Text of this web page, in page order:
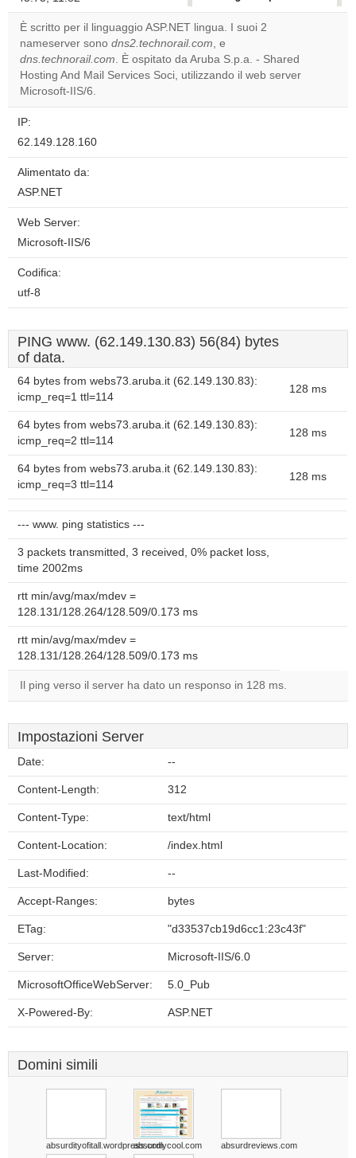
correctly.
Do you
own this
website?
È scritto per il linguaggio ASP.NET lingua. I suoi 2
nameserver sono dns2.technorail.com, e
dns.technorail.com. È ospitato da Aruba S.p.a. - Shared
Hosting And Mail Services Soci, utilizzando il web server
Microsoft-IIS/6.
IP:
62.149.128.160
Alimentato da:
ASP.NET
Web Server:
Microsoft-IIS/6
Codifica:
utf-8
PING www. (62.149.130.83) 56(84) bytes
of data.
64 bytes from webs73.aruba.it (62.149.130.83):
icmp_req=1 ttl=114
128 ms
64 bytes from webs73.aruba.it (62.149.130.83):
icmp_req=2 ttl=114
128 ms
64 bytes from webs73.aruba.it (62.149.130.83):
icmp_req=3 ttl=114
128 ms
--- www. ping statistics ---
3 packets transmitted, 3 received, 0% packet loss,
time 2002ms
rtt min/avg/max/mdev =
128.131/128.264/128.509/0.173 ms
rtt min/avg/max/mdev =
128.131/128.264/128.509/0.173 ms
Il ping verso il server ha dato un responso in 128 ms.
Impostazioni Server
Date: --
Content-Length: 312
Content-Type: text/html
Content-Location: /index.html
Last-Modified: --
Accept-Ranges: bytes
ETag: "d33537cb19d6cc1:23c43f"
Server: Microsoft-IIS/6.0
MicrosoftOfficeWebServer: 5.0_Pub
X-Powered-By: ASP.NET
Domini simili
absurdityofitall.wordpress.comabsurdlycool.com absurdreviews.com